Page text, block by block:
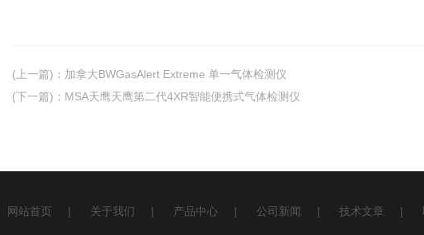
(上一篇) ： 加拿大BWGasAlert Extreme 单一气体检测仪
(下一篇) ： MSA天鹰天鹰第二代4XR智能便携式气体检测仪
网站首页 | 关于我们 | 产品中心 | 公司新闻 | 技术文章 |